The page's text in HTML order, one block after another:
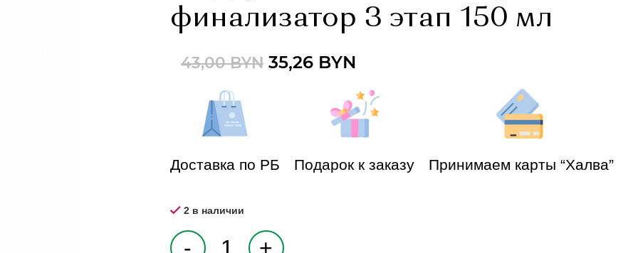
финализатор 3 этап 150 мл
43,00BYN 35,26 BYN
Доставка по РБ Подарок к заказу Принимаем карты “Халва”
2 в наличии